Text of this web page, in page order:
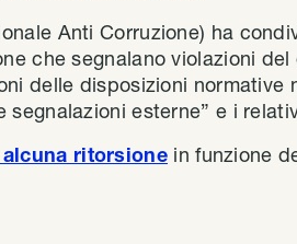
Anti Corruzione) ha
che segnalano violazioni del
delle disposizioni normative
esterne” e i
ritorsione in funzione